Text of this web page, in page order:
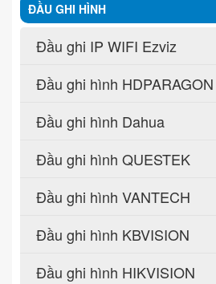
ĐẦU GHI HÌNH
Đầu ghi IP WIFI Ezviz
Đầu ghi hình HDPARAGON
Đầu ghi hình Dahua
Đầu ghi hình QUESTEK
Đầu ghi hình VANTECH
Đầu ghi hình KBVISION
Đầu ghi hình HIKVISION